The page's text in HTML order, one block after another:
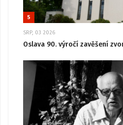
5
SRP, 03 2026
Oslava 90. výročí zavěšení